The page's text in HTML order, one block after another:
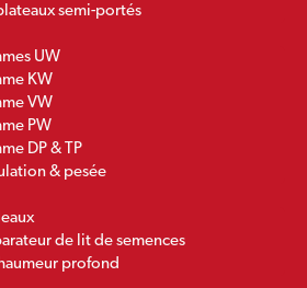
semi-portés
UW
KW
VW
PW
DP & TP
& pesée
de lit de semences
profond